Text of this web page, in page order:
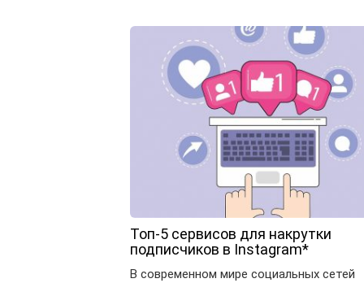
Топ-5 сервисов для накрутки
подписчиков в Instagram*
В современном мире социальных сетей